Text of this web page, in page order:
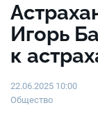
Игорь
к
22.06.2025 10:00
Общество